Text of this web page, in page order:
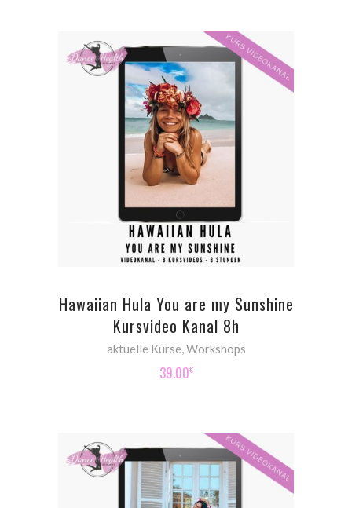
ADD TO CART
Hawaiian Hula You are my Sunshine
Kursvideo Kanal 8h
aktuelle Kurse,Workshops
39.00€